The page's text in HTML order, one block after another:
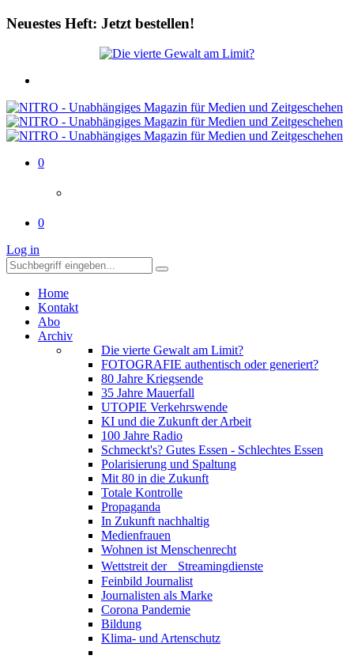
Neuestes Heft: Jetzt bestellen!
0
0
Log in
Home
Kontakt
Abo
Archiv
Die vierte Gewalt am Limit?
FOTOGRAFIE authentisch oder generiert?
80 Jahre Kriegsende
35 Jahre Mauerfall
UTOPIE Verkehrswende
KI und die Zukunft der Arbeit
100 Jahre Radio
Schmeckt's? Gutes Essen - Schlechtes Essen
Polarisierung und Spaltung
Mit 80 in die Zukunft
Totale Kontrolle
Propaganda
In Zukunft nachhaltig
Medienfrauen
Wohnen ist Menschenrecht
Wettstreit der Streamingdienste
Feinbild Journalist
Journalisten als Marke
Corona Pandemie
Bildung
Klima- und Artenschutz